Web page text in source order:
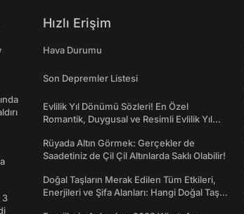
3
Hızlı Erişim
Hava Durumu
Son Depremler Listesi
Evlilik Yıl Dönümü Sözleri! En Özel
Romantik, Duygusal ve Resimli Evlilik Yıl
Rüyada Altın Görmek: Gerçekler de
Saadetiniz de Çil Çil Altınlarda Saklı Olabilir!
Doğal Taşların Merak Edilen Tüm Etkileri,
Enerjileri ve Şifa Alanları: Hangi Doğal Taş